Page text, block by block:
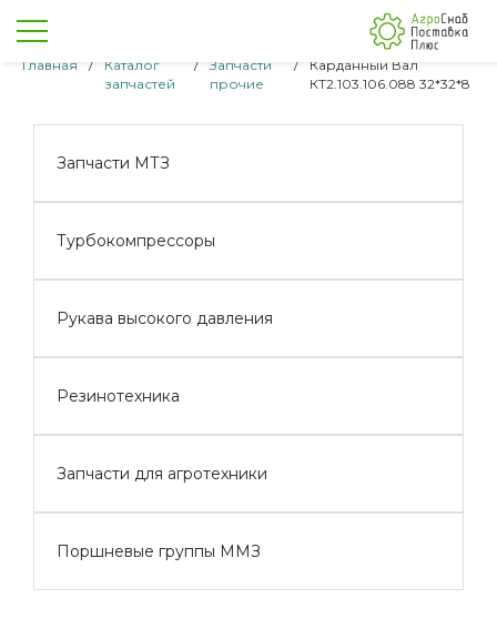
Главная /
Каталог
запчастей
/
Запчасти
прочие
/
Карданный Вал
КТ2.103.106.088 32*32*8
Запчасти МТЗ
Турбокомпрессоры
Рукава высокого давления
Резинотехника
Запчасти для агротехники
Поршневые группы ММЗ